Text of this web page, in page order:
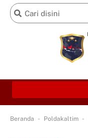
Beranda - Poldakaltim -